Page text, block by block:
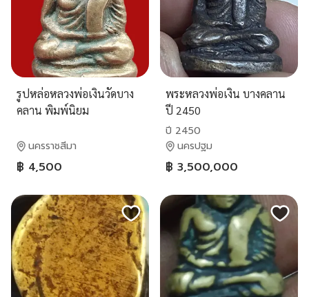
รูปหล่อหลวงพ่อเงินวัดบาง
คลาน พิมพ์นิยม
นครราชสีมา
฿ 4,500
พระหลวงพ่อเงิน บางคลาน
ปี 2450
ปี 2450
นครปฐม
฿ 3,500,000